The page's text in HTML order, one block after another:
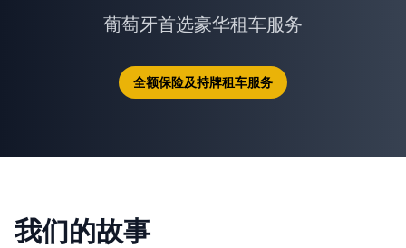
葡萄牙首选豪华租车服务
全额保险及持牌租车服务
我们的故事